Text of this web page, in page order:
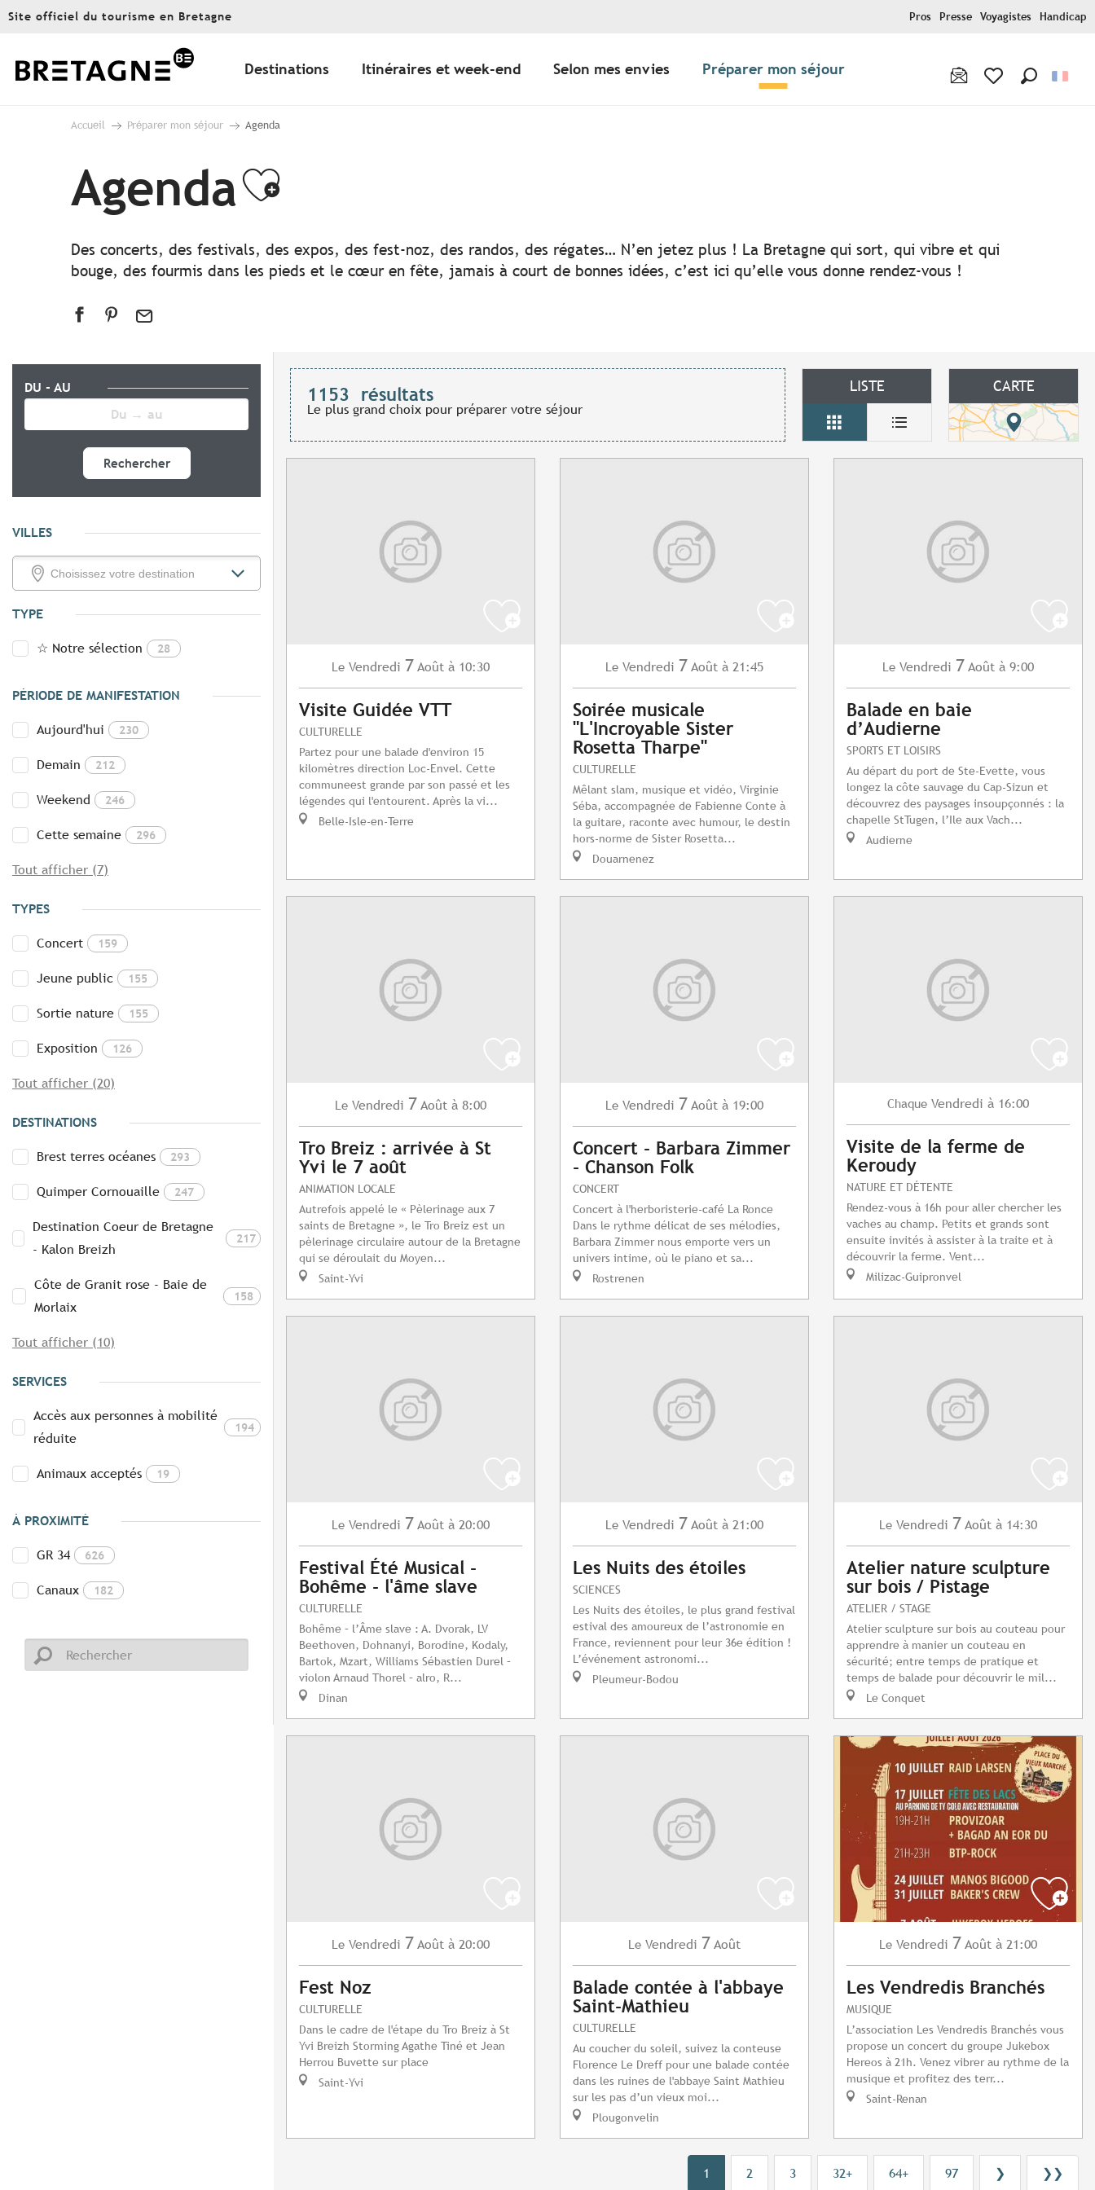
Aller
principal
Site officiel du tourisme en Bretagne Pros Presse Voyagistes Handicap
Destinations Itinéraires et week-end Selon mes envies Préparer mon séjour
Accueil Préparer mon séjour Agenda
AgendaAjouter aux favoris
Des concerts, des festivals, des expos, des fest-noz, des randos, des régates… N’en jetez plus ! La Bretagne qui sort, qui vibre et qui
bouge, des fourmis dans les pieds et le cœur en fête, jamais à court de bonnes idées, c’est ici qu’elle vous donne rendez-vous !
DU - AU
Rechercher
VILLES
TYPE
☆ Notre sélection 28
PÉRIODE DE MANIFESTATION
Aujourd'hui 230
Demain 212
Weekend 246
Cette semaine 296
Tout afficher (7)
TYPES
Concert 159
Jeune public 155
Sortie nature 155
Exposition 126
Tout afficher (20)
DESTINATIONS
Brest terres océanes 293
Quimper Cornouaille 247
Destination Coeur de Bretagne
- Kalon Breizh
217
Côte de Granit rose - Baie de
Morlaix
158
Tout afficher (10)
SERVICES
Accès aux personnes à mobilité
réduite
194
Animaux acceptés 19
À PROXIMITÉ
GR 34 626
Canaux 182
1153 résultats
Le plus grand choix pour préparer votre séjour
LISTE CARTE
Le Vendredi 7 Août à 10:30
Visite Guidée VTT
CULTURELLE
Partez pour une balade d'environ 15
kilomètres direction Loc-Envel. Cette
communeest grande par son passé et les
légendes qui l'entourent. Après la vi...
Belle-Isle-en-Terre
Le Vendredi 7 Août à 21:45
Soirée musicale
"L'Incroyable Sister
Rosetta Tharpe"
CULTURELLE
Mêlant slam, musique et vidéo, Virginie
Séba, accompagnée de Fabienne Conte à
la guitare, raconte avec humour, le destin
hors-norme de Sister Rosetta...
Douarnenez
Le Vendredi 7 Août à 9:00
Balade en baie
d’Audierne
SPORTS ET LOISIRS
Au départ du port de Ste-Evette, vous
longez la côte sauvage du Cap-Sizun et
découvrez des paysages insoupçonnés : la
chapelle StTugen, l’Ile aux Vach...
Audierne
Le Vendredi 7 Août à 8:00
Tro Breiz : arrivée à St
Yvi le 7 août
ANIMATION LOCALE
Autrefois appelé le « Pèlerinage aux 7
saints de Bretagne », le Tro Breiz est un
pèlerinage circulaire autour de la Bretagne
qui se déroulait du Moyen...
Saint-Yvi
Le Vendredi 7 Août à 19:00
Concert - Barbara Zimmer
- Chanson Folk
CONCERT
Concert à l'herboristerie-café La Ronce
Dans le rythme délicat de ses mélodies,
Barbara Zimmer nous emporte vers un
univers intime, où le piano et sa...
Rostrenen
Chaque Vendredi à 16:00
Visite de la ferme de
Keroudy
NATURE ET DÉTENTE
Rendez-vous à 16h pour aller chercher les
vaches au champ. Petits et grands sont
ensuite invités à assister à la traite et à
découvrir la ferme. Vent...
Milizac-Guipronvel
Le Vendredi 7 Août à 20:00
Festival Été Musical -
Bohême - l'âme slave
CULTURELLE
Bohême – l’Âme slave : A. Dvorak, LV
Beethoven, Dohnanyi, Borodine, Kodaly,
Bartok, Mzart, Williams Sébastien Durel –
violon Arnaud Thorel – alro, R...
Dinan
Le Vendredi 7 Août à 21:00
Les Nuits des étoiles
SCIENCES
Les Nuits des étoiles, le plus grand festival
estival des amoureux de l’astronomie en
France, reviennent pour leur 36e édition !
L’événement astronomi...
Pleumeur-Bodou
Le Vendredi 7 Août à 14:30
Atelier nature sculpture
sur bois / Pistage
ATELIER / STAGE
Atelier sculpture sur bois au couteau pour
apprendre à manier un couteau en
sécurité; entre temps de pratique et
temps de balade pour découvrir le mil...
Le Conquet
Le Vendredi 7 Août à 20:00
Fest Noz
CULTURELLE
Dans le cadre de l'étape du Tro Breiz à St
Yvi Breizh Storming Agathe Tiné et Jean
Herrou Buvette sur place
Saint-Yvi
Le Vendredi 7 Août
Balade contée à l'abbaye
Saint-Mathieu
CULTURELLE
Au coucher du soleil, suivez la conteuse
Florence Le Dreff pour une balade contée
dans les ruines de l'abbaye Saint Mathieu
sur les pas d’un vieux moi...
Plougonvelin
Le Vendredi 7 Août à 21:00
Les Vendredis Branchés
MUSIQUE
L’association Les Vendredis Branchés vous
propose un concert du groupe Jukebox
Hereos à 21h. Venez vibrer au rythme de la
musique et profitez des terr...
Saint-Renan
1 2 3 32+ 64+ 97 ❯ ❯❯